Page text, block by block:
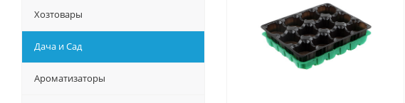
Хозтовары
Дача и Сад
Ароматизаторы